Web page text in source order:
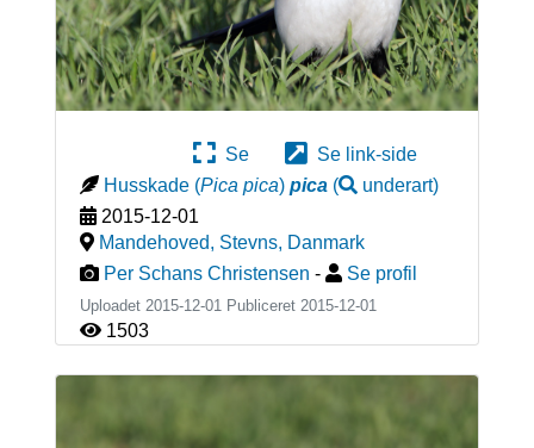
Se
Se link-side
Husskade (Pica pica) pica( underart)
2015-12-01
Mandehoved, Stevns, Danmark
Per Schans Christensen - Se profil
Uploadet 2015-12-01 Publiceret 2015-12-01
1503